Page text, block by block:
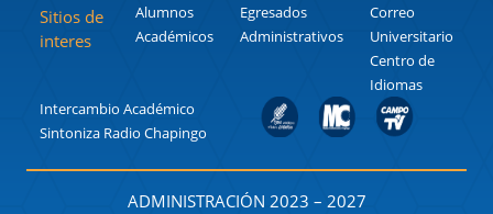
Sitios de
interes
Alumnos
Académicos
Egresados
Administrativos
Correo
Universitario
Centro de
Idiomas
Intercambio Académico
Sintoniza Radio Chapingo
ADMINISTRACIÓN 2023 – 2027